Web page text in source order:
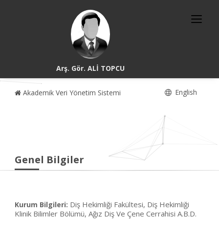
Arş. Gör. ALİ TOPCU
Akademik Veri Yönetim Sistemi English
Genel Bilgiler
Kurum Bilgileri: Diş Hekimliği Fakültesi, Diş Hekimliği
Klinik Bilimler Bölümü, Ağız Diş Ve Çene Cerrahisi A.B.D.